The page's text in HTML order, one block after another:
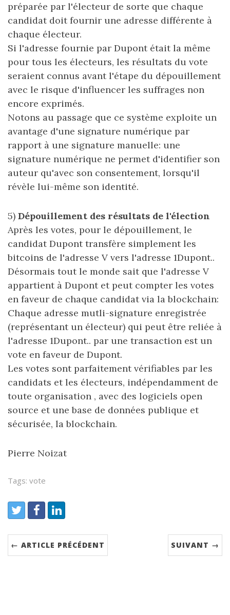
préparée par l'électeur de sorte que chaque
candidat doit fournir une adresse différente à
chaque électeur.
Si l'adresse fournie par Dupont était la même
pour tous les électeurs, les résultats du vote
seraient connus avant l'étape du dépouillement
avec le risque d'influencer les suffrages non
encore exprimés.
Notons au passage que ce système exploite un
avantage d'une signature numérique par
rapport à une signature manuelle: une
signature numérique ne permet d'identifier son
auteur qu'avec son consentement, lorsqu'il
révèle lui-même son identité.
5) Dépouillement des résultats de l'élection
Après les votes, pour le dépouillement, le
candidat Dupont transfère simplement les
bitcoins de l'adresse V vers l'adresse 1Dupont..
Désormais tout le monde sait que l'adresse V
appartient à Dupont et peut compter les votes
en faveur de chaque candidat via la blockchain:
Chaque adresse mutli-signature enregistrée
(représentant un électeur) qui peut être reliée à
l'adresse 1Dupont.. par une transaction est un
vote en faveur de Dupont.
Les votes sont parfaitement vérifiables par les
candidats et les électeurs, indépendamment de
toute organisation , avec des logiciels open
source et une base de données publique et
sécurisée, la blockchain.
Pierre Noizat
Tags: vote
← ARTICLE PRÉCÉDENT SUIVANT →